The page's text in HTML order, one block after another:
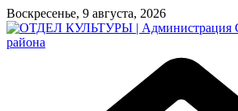
Перейти
к
содержимому
Воскресенье, 9 августа, 2026